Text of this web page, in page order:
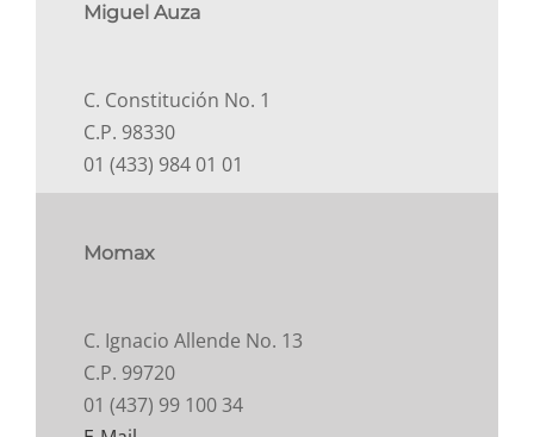
Miguel Auza
C. Constitución No. 1
C.P. 98330
01 (433) 984 01 01
Momax
C. Ignacio Allende No. 13
C.P. 99720
01 (437) 99 100 34